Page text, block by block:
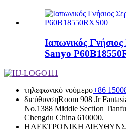
Ιαπωνικός
Sanyo
τηλεφωνικό νούμερο+86
διεύθυνσηRoom 908 Jr
No.1388 Middle Section
Chengdu China 610000.
ΗΛΕΚΤΡΟΝΙΚΗ